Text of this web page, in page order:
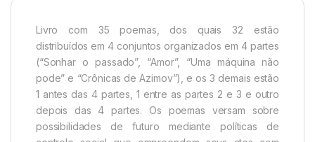
Livro com 35 poemas, dos quais 32 estão
distribuídos em 4 conjuntos organizados em 4 partes
(“Sonhar o passado”, “Amor”, “Uma máquina não
pode” e “Crônicas de Azimov”), e os 3 demais estão
1 antes das 4 partes, 1 entre as partes 2 e 3 e outro
depois das 4 partes. Os poemas versam sobre
possibilidades de futuro mediante políticas de